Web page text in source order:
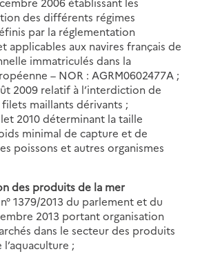
des différents régimes
par la réglementation
applicables aux navires français de
immatriculés dans la
– NOR : AGRM0602477A ;
2009 relatif à l’interdiction de
filets maillants dérivants ;
2010 déterminant la taille
minimal de capture et de
poissons et autres organismes
des produits de la mer
1379/2013 du parlement et du
2013 portant organisation
dans le secteur des produits
;